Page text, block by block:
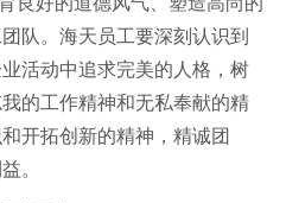
队。海天员工要深刻认识到
活动中追求完美的人格，树
的工作精神和无私奉献的精
开拓创新的精神，精诚团
。